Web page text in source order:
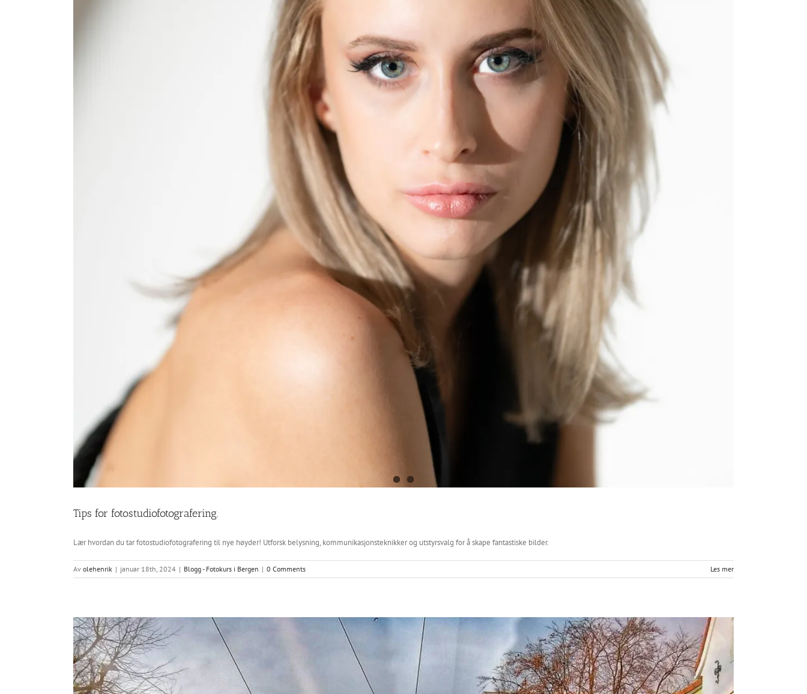
Tips for fotostudiofotografering.
Lær hvordan du tar fotostudiofotografering til nye høyder! Utforsk belysning, kommunikasjonsteknikker og utstyrsvalg for å skape fantastiske bilder.
Av olehenrik | januar 18th, 2024 | Blogg - Fotokurs i Bergen | 0 Comments Les mer